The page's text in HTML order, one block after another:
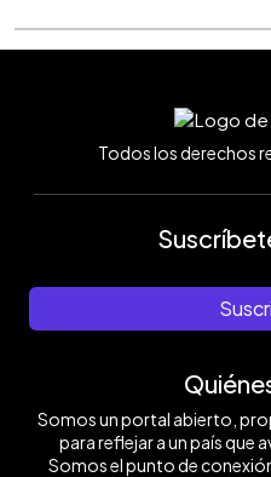
Todos los derechos
Somos un portal abierto,
para reflejar a un país que
Somos el punto de